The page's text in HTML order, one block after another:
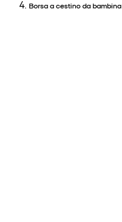
Borsa a cestino da bambina